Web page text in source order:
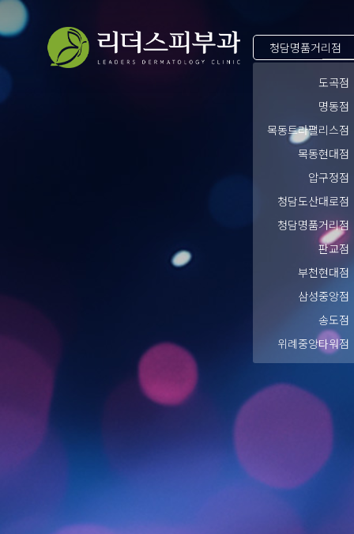
청담명품거리점
도곡점
명동점
목동트라팰리스점
목동현대점
압구정점
청담도산대로점
청담명품거리점
판교점
부천현대점
삼성중앙점
송도점
위례중앙타워점